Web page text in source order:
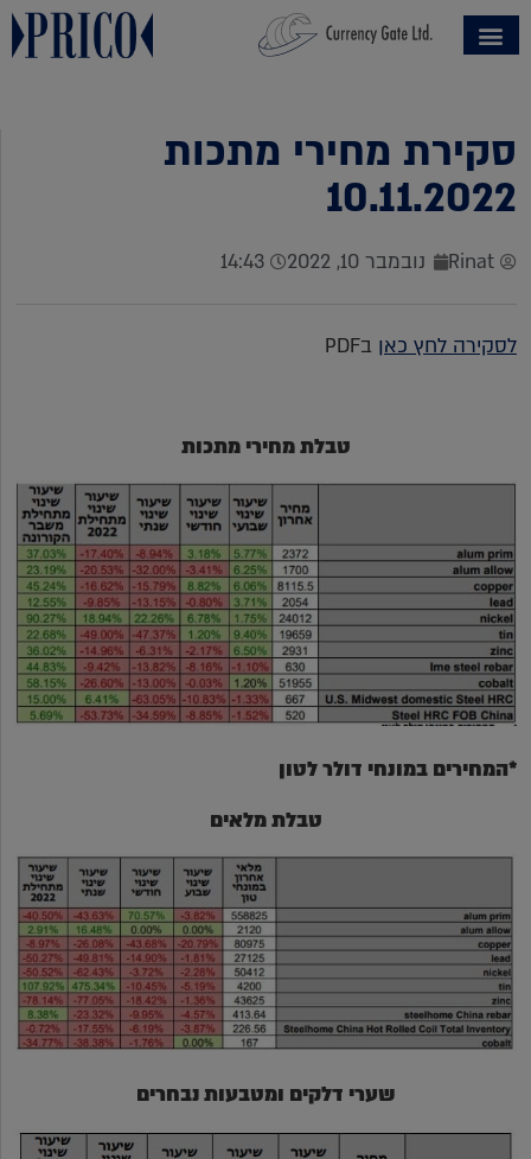
סקירת מחירי מתכות
10.11.2022
Rinat נובמבר 10, 2022 14:43
לסקירה לחץ כאן בPDF
טבלת מחירי מתכות
*המחירים במונחי דולר לטון
טבלת מלאים
שערי דלקים ומטבעות נבחרים